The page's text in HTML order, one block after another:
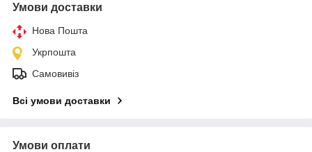
Умови доставки
Нова Пошта
Укрпошта
Самовивіз
Всі умови доставки
Умови оплати